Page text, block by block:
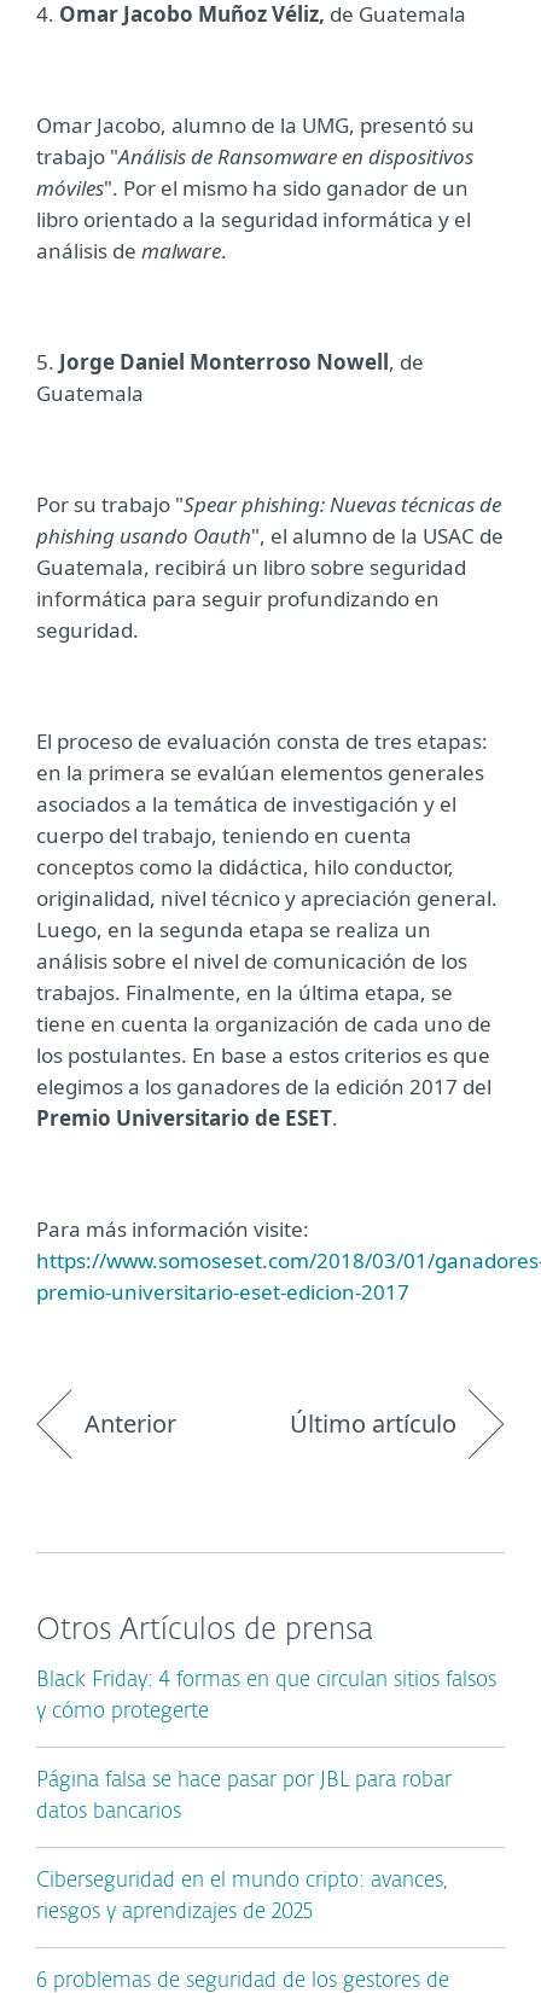
4. Omar Jacobo Muñoz Véliz, de Guatemala
Omar Jacobo, alumno de la UMG, presentó su
trabajo "Análisis de Ransomware en dispositivos
móviles". Por el mismo ha sido ganador de un
libro orientado a la seguridad informática y el
análisis de malware.
5. Jorge Daniel Monterroso Nowell, de
Guatemala
Por su trabajo "Spear phishing: Nuevas técnicas de
phishing usando Oauth", el alumno de la USAC de
Guatemala, recibirá un libro sobre seguridad
informática para seguir profundizando en
seguridad.
El proceso de evaluación consta de tres etapas:
en la primera se evalúan elementos generales
asociados a la temática de investigación y el
cuerpo del trabajo, teniendo en cuenta
conceptos como la didáctica, hilo conductor,
originalidad, nivel técnico y apreciación general.
Luego, en la segunda etapa se realiza un
análisis sobre el nivel de comunicación de los
trabajos. Finalmente, en la última etapa, se
tiene en cuenta la organización de cada uno de
los postulantes. En base a estos criterios es que
elegimos a los ganadores de la edición 2017 del
Premio Universitario de ESET.
Para más información visite:
https://www.somoseset.com/2018/03/01/
premio-universitario-eset-edicion-2017
Anterior Último artículo
Otros Artículos de prensa
Black Friday: 4 formas en que circulan sitios falsos
y cómo protegerte
Página falsa se hace pasar por JBL para robar
datos bancarios
Ciberseguridad en el mundo cripto: avances,
riesgos y aprendizajes de 2025
6 problemas de seguridad de los gestores de